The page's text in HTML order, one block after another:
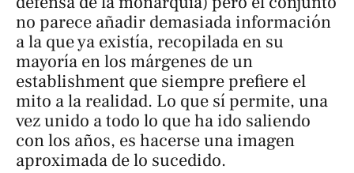
no parece añadir demasiada información
a la que ya existía, recopilada en su
mayoría en los márgenes de un
establishment que siempre prefiere el
mito a la realidad. Lo que sí permite, una
vez unido a todo lo que ha ido saliendo
con los años, es hacerse una imagen
aproximada de lo sucedido.